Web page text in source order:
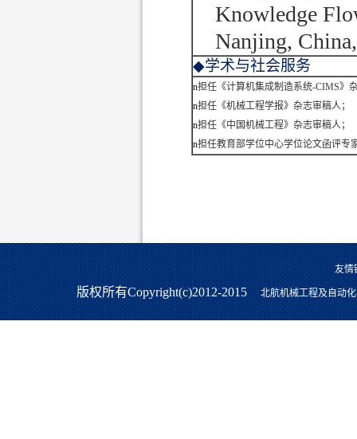
Knowledge
Nanjing,
◆学术与社会服务
n担任《计算机集成制造系统-CIMS》
n担任《机械工程学报》杂志审稿人；
n担任《中国机械工程》杂志审稿人；
n担任教育部学位中心学位论文函评专
友情
版权所有Copyright(c)2012-2015 北航机械工程及自动